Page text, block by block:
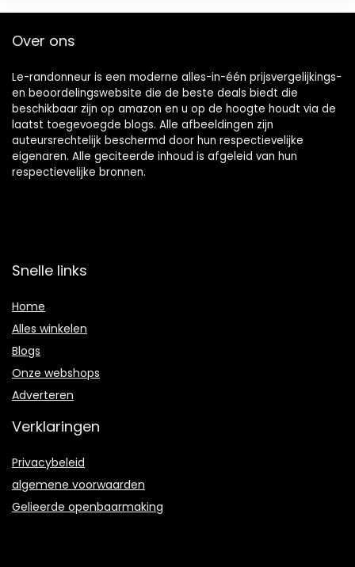
Over ons
Le-randonneur is een moderne alles-in-één prijsvergelijkings-
en beoordelingswebsite die de beste deals biedt die
beschikbaar zijn op amazon en u op de hoogte houdt via de
laatst toegevoegde blogs. Alle afbeeldingen zijn
auteursrechtelijk beschermd door hun respectievelijke
eigenaren. Alle geciteerde inhoud is afgeleid van hun
respectievelijke bronnen.
Snelle links
Home
Alles winkelen
Blogs
Onze webshops
Adverteren
Verklaringen
Privacybeleid
algemene voorwaarden
Gelieerde openbaarmaking